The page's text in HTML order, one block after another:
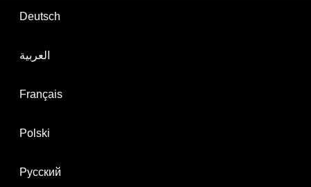
Deutsch
العربية
Français
Polski
Русский